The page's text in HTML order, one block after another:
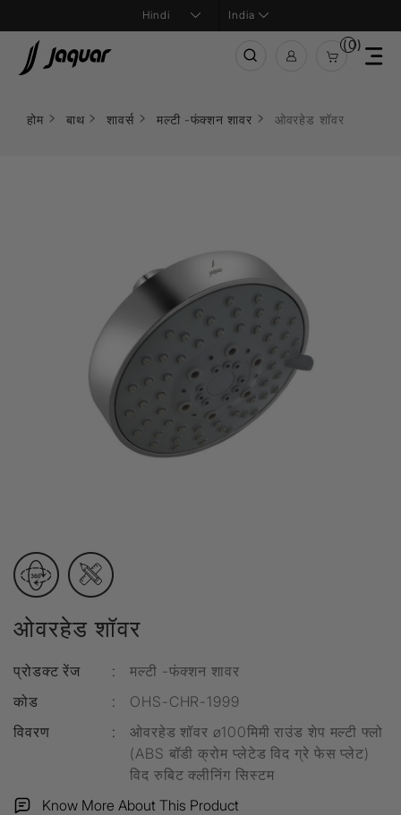
India
(0)
होम बाथ शावर्स मल्टी -फंक्शन शावर ओवरहेड शॉवर
ओवरहेड शॉवर
प्रोडक्ट रेंज :
मल्टी -फंक्शन शावर
कोड
:
OHS-CHR-1999
विवरण
:
ओवरहेड शॉवर ø100मिमी राउंड शेप मल्टी फ्लो
(ABS बॉडी क्रोम प्लेटेड विद ग्रे फेस प्लेट)
विद रुबिट क्लीनिंग सिस्टम
Know More About This Product